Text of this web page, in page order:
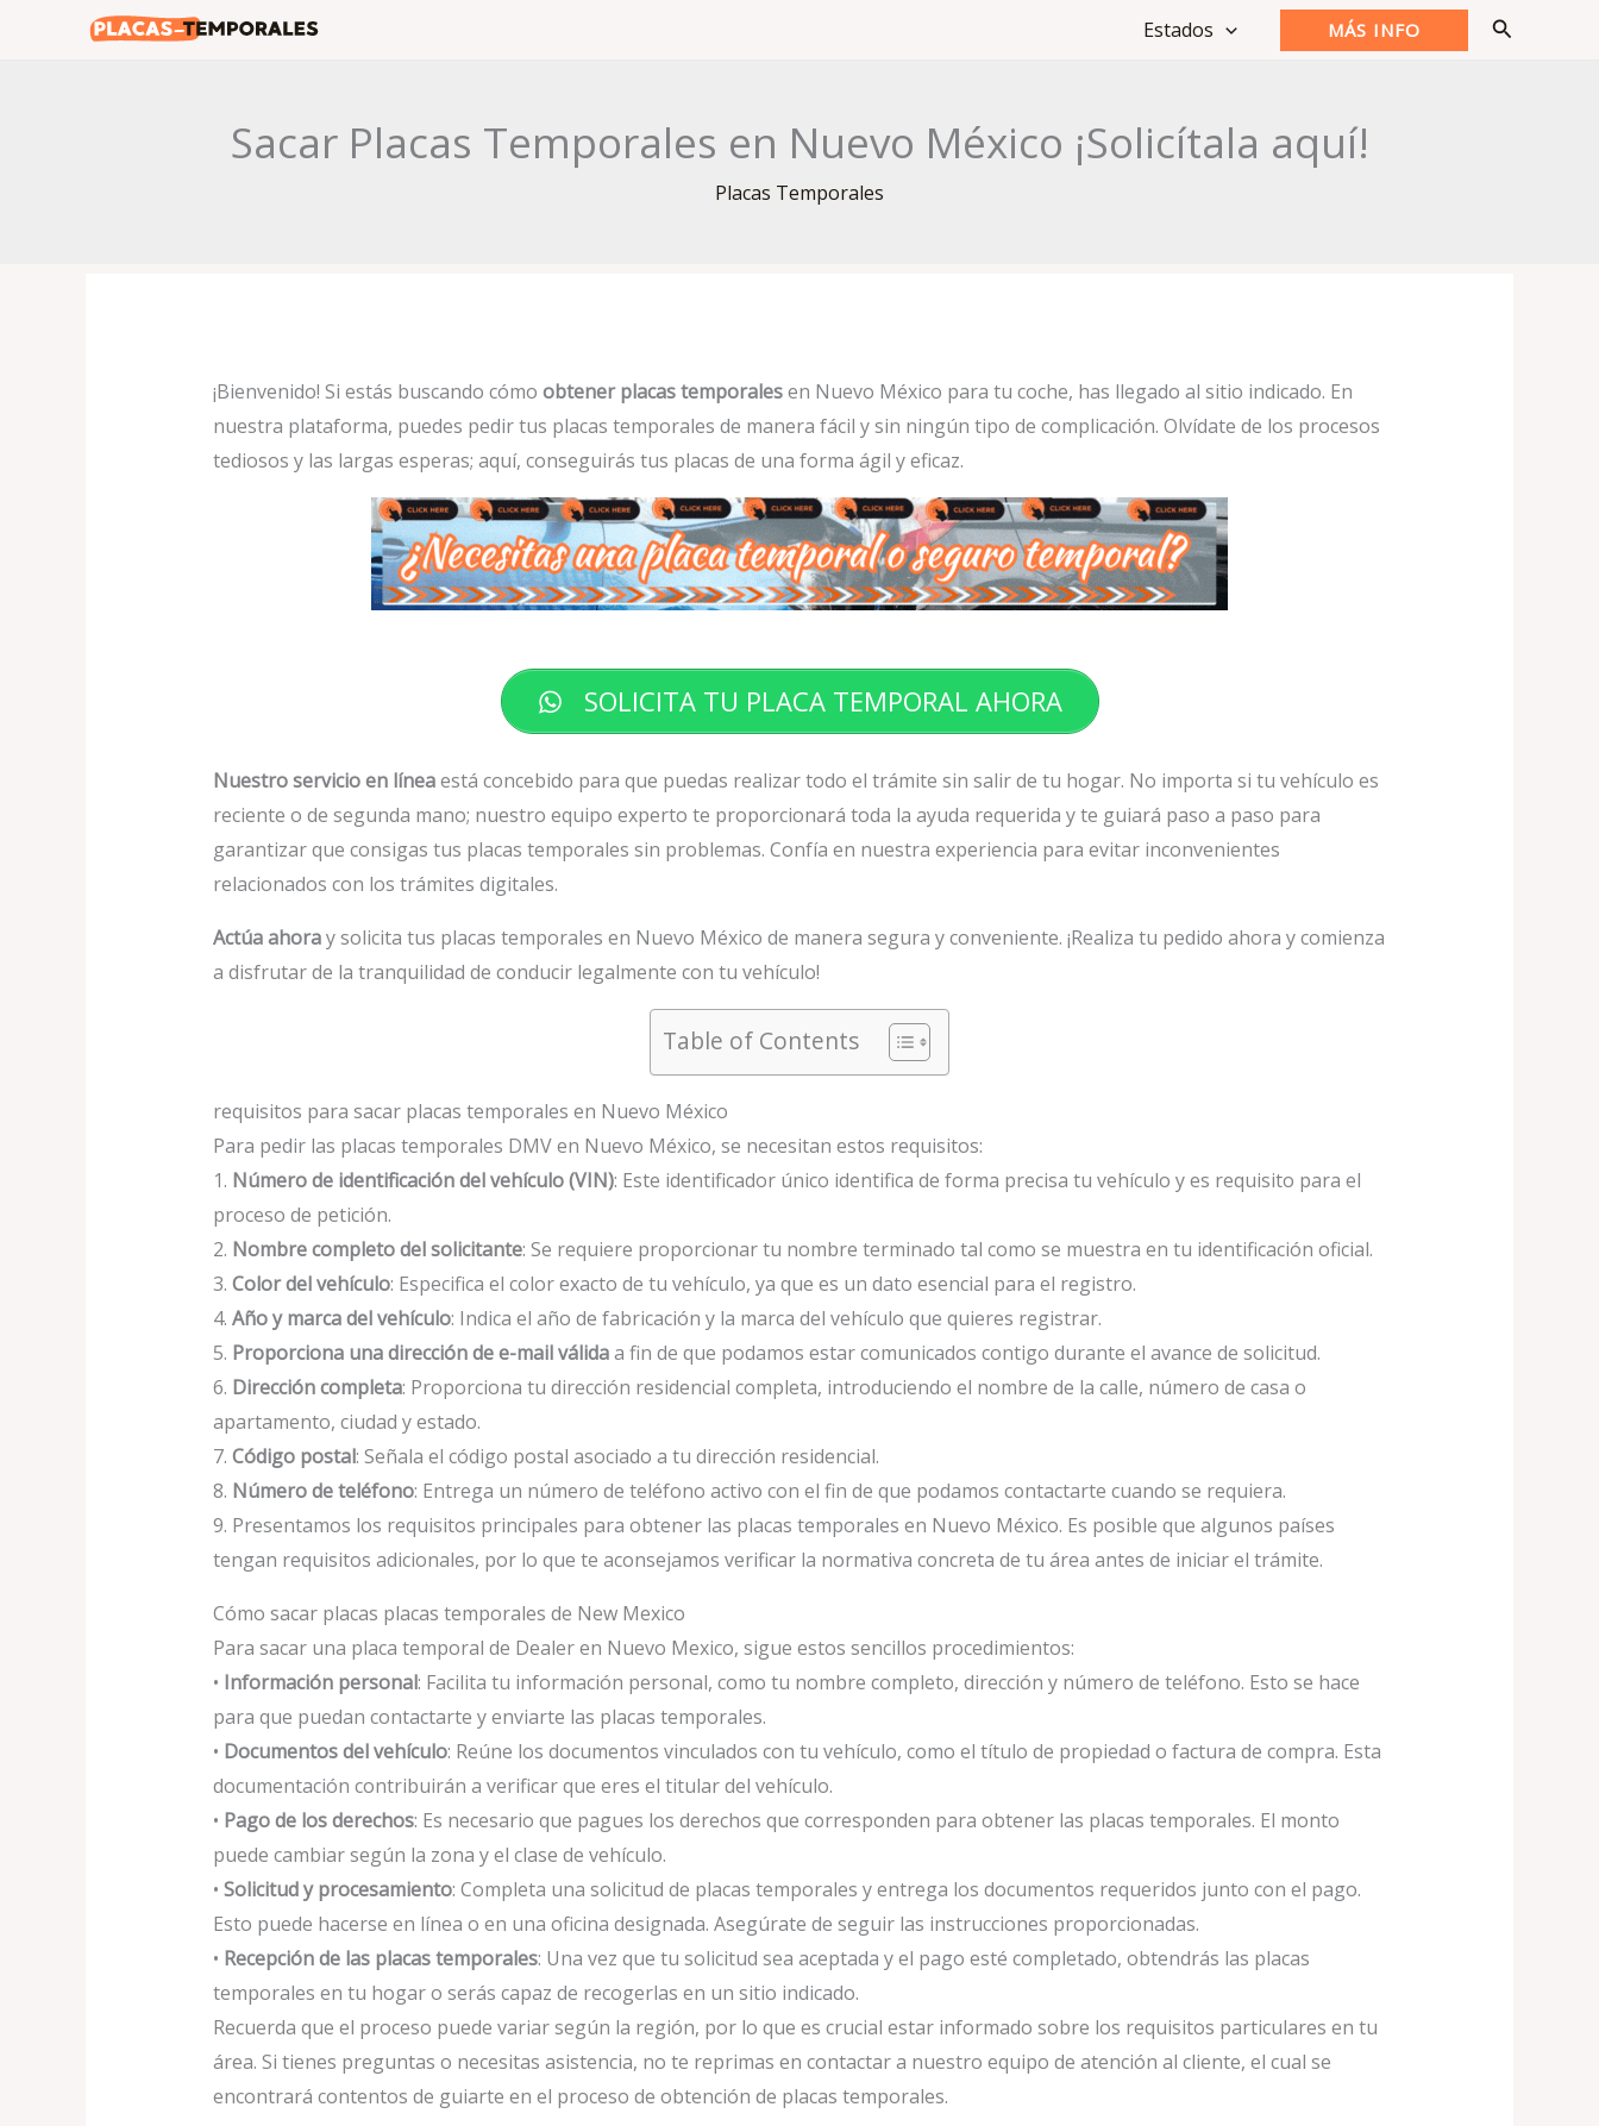
Estados MÁS INFO Buscar
Sacar Placas Temporales en Nuevo México ¡Solicítala aquí!
Placas Temporales
¡Bienvenido! Si estás buscando cómo obtener placas temporalesen Nuevo México para tu coche, has llegado al sitio indicado. En
nuestra plataforma, puedes pedir tus placas temporales de manera fácil y sin ningún tipo de complicación. Olvídate de los procesos
tediosos y las largas esperas; aquí, conseguirás tus placas de una forma ágil y eficaz.
SOLICITA TU PLACA TEMPORAL AHORA
Nuestro servicio en líneaestá concebido para que puedas realizar todo el trámite sin salir de tu hogar. No importa si tu vehículo es
reciente o de segunda mano; nuestro equipo experto te proporcionará toda la ayuda requerida y te guiará paso a paso para
garantizar que consigas tus placas temporales sin problemas. Confía en nuestra experiencia para evitar inconvenientes
relacionados con los trámites digitales.
Actúa ahoray solicita tus placas temporales en Nuevo México de manera segura y conveniente. ¡Realiza tu pedido ahora y comienza
a disfrutar de la tranquilidad de conducir legalmente con tu vehículo!
Table of Contents
requisitos para sacar placas temporales en Nuevo México
Para pedir las placas temporales DMV en Nuevo México, se necesitan estos requisitos:
1. Número de identificación del vehículo (VIN): Este identificador único identifica de forma precisa tu vehículo y es requisito para el
proceso de petición.
2. Nombre completo del solicitante: Se requiere proporcionar tu nombre terminado tal como se muestra en tu identificación oficial.
3. Color del vehículo: Especifica el color exacto de tu vehículo, ya que es un dato esencial para el registro.
4. Año y marca del vehículo: Indica el año de fabricación y la marca del vehículo que quieres registrar.
5. Proporciona una dirección de e-mail válidaa fin de que podamos estar comunicados contigo durante el avance de solicitud.
6. Dirección completa: Proporciona tu dirección residencial completa, introduciendo el nombre de la calle, número de casa o
apartamento, ciudad y estado.
7. Código postal: Señala el código postal asociado a tu dirección residencial.
8. Número de teléfono: Entrega un número de teléfono activo con el fin de que podamos contactarte cuando se requiera.
9. Presentamos los requisitos principales para obtener las placas temporales en Nuevo México. Es posible que algunos países
tengan requisitos adicionales, por lo que te aconsejamos verificar la normativa concreta de tu área antes de iniciar el trámite.
Cómo sacar placas placas temporales de New Mexico
Para sacar una placa temporal de Dealer en Nuevo Mexico, sigue estos sencillos procedimientos:
• Información personal: Facilita tu información personal, como tu nombre completo, dirección y número de teléfono. Esto se hace
para que puedan contactarte y enviarte las placas temporales.
• Documentos del vehículo: Reúne los documentos vinculados con tu vehículo, como el título de propiedad o factura de compra. Esta
documentación contribuirán a verificar que eres el titular del vehículo.
• Pago de los derechos: Es necesario que pagues los derechos que corresponden para obtener las placas temporales. El monto
puede cambiar según la zona y el clase de vehículo.
• Solicitud y procesamiento: Completa una solicitud de placas temporales y entrega los documentos requeridos junto con el pago.
Esto puede hacerse en línea o en una oficina designada. Asegúrate de seguir las instrucciones proporcionadas.
• Recepción de las placas temporales: Una vez que tu solicitud sea aceptada y el pago esté completado, obtendrás las placas
temporales en tu hogar o serás capaz de recogerlas en un sitio indicado.
Recuerda que el proceso puede variar según la región, por lo que es crucial estar informado sobre los requisitos particulares en tu
área. Si tienes preguntas o necesitas asistencia, no te reprimas en contactar a nuestro equipo de atención al cliente, el cual se
encontrará contentos de guiarte en el proceso de obtención de placas temporales.